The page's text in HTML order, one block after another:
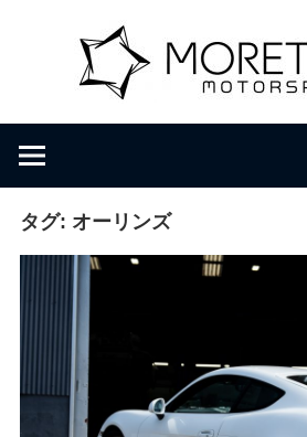
ツ
D
rタグ: オーリンズ